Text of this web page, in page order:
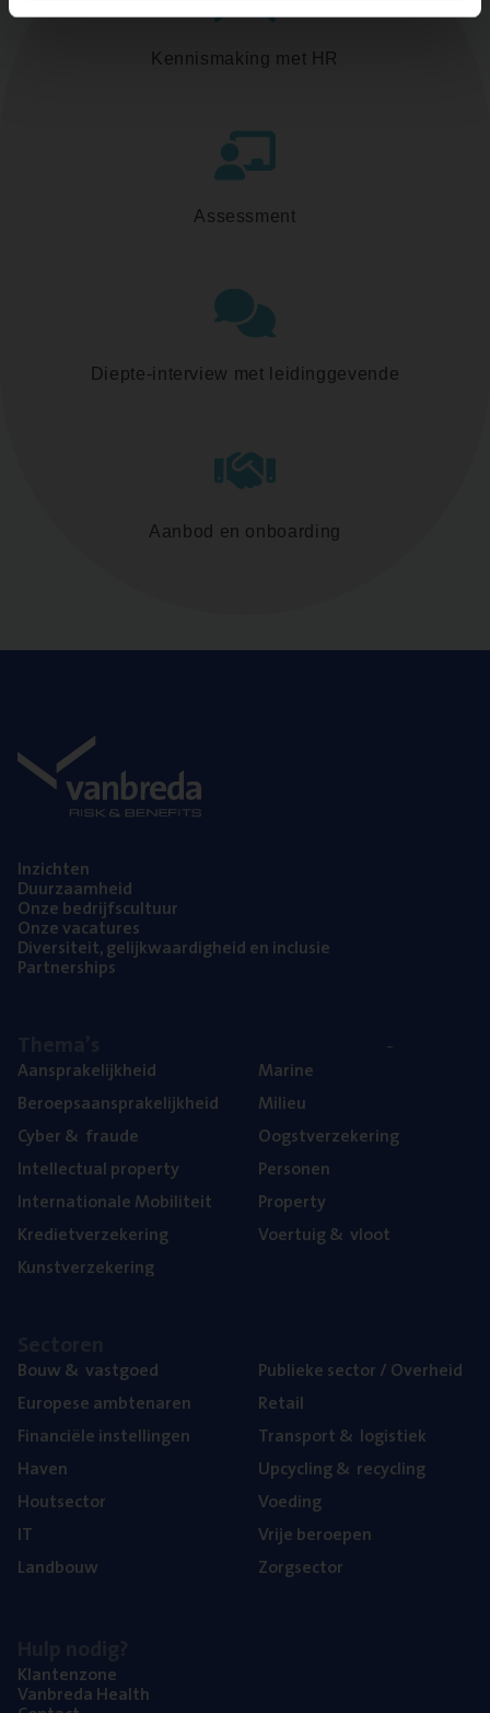
Kennismaking met HR
Assessment
Diepte-interview met leidinggevende
Aanbod en onboarding
Inzich­ten
Duur­zaam­heid
Onze bedrijfs­cul­tuur
Onze vaca­tu­res
Diver­si­teit, gelijk­waar­dig­heid en inclusie
Part­ner­ships
Aan­spra­ke­lijk­heid
Beroeps­aan­spra­ke­lijk­heid
Cyber& fraude
Intel­lec­tu­al property
Inter­na­ti­o­na­le Mobiliteit
Kre­diet­ver­ze­ke­ring
Kunst­ver­ze­ke­ring
Mari­ne
Mili­eu
Oogst­ver­ze­ke­ring
Per­so­nen
Pro­per­ty
Voer­tuig& vloot
Bouw& vastgoed
Euro­pe­se ambtenaren
Finan­ci­ë­le instellingen
Haven
Hout­sec­tor
IT
Land­bouw
Publie­ke sec­tor / Overheid
Retail
Trans­port& logistiek
Upcy­cling& recycling
Voe­ding
Vrije beroe­pen
Zorg­sec­tor
Klan­ten­zo­ne
Van­b­re­da Health